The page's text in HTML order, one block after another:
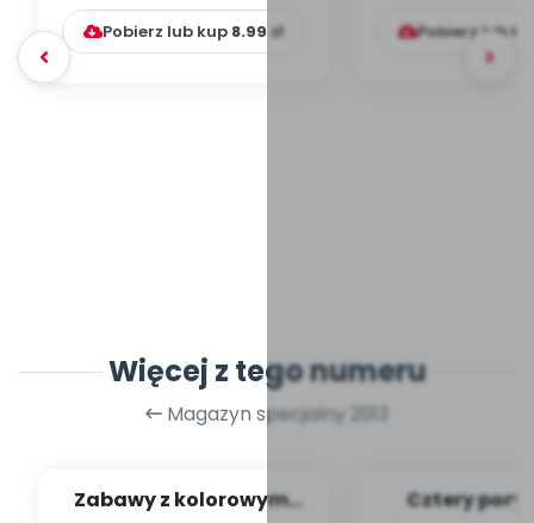
Pobierz lub kup 8.99 zł Pobierz lub
Więcej z tego numeru
Magazyn specjalny 2013
Zabawy z kolorowymi
Cztery pory